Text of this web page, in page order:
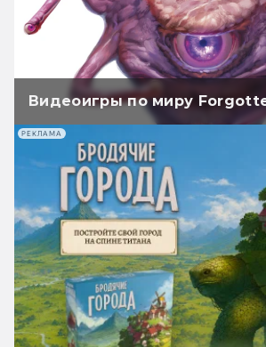
Видеоигры по миру
РЕКЛАМА